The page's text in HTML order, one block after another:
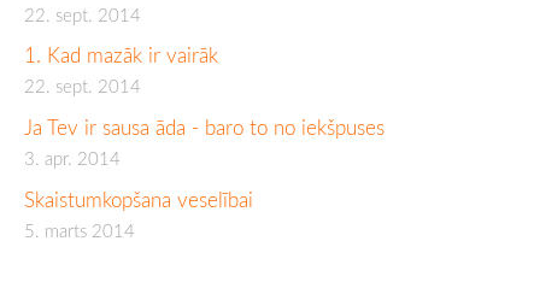
22. sept. 2014
1. Kad mazāk ir vairāk
22. sept. 2014
Ja Tev ir sausa āda - baro to no iekšpuses
3. apr. 2014
Skaistumkopšana veselībai
5. marts 2014